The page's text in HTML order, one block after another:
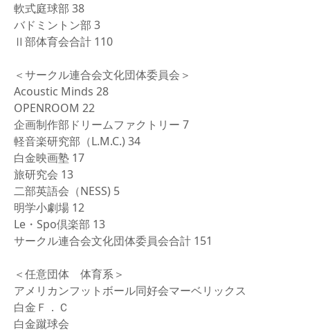
軟式庭球部 38
バドミントン部 3
Ⅱ部体育会合計 110
＜サークル連合会文化団体委員会＞
Acoustic Minds 28
OPENROOM 22
企画制作部ドリームファクトリー 7
軽音楽研究部（L.M.C.) 34
白金映画塾 17
旅研究会 13
二部英語会（NESS) 5
明学小劇場 12
Le・Spo倶楽部 13
サークル連合会文化団体委員会合計 151
＜任意団体 体育系＞
アメリカンフットボール同好会マーベリックス
白金Ｆ．Ｃ
白金蹴球会